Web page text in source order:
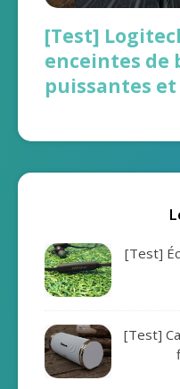
[Test]
enceintes de
puissantes
[Test]
[Test]